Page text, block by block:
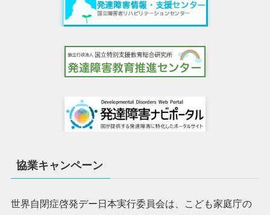
協業キャンペーン
世界自閉症啓発デー日本実行委員会は、こども家庭庁の